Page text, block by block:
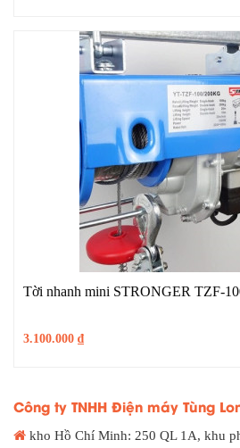
Tời nhanh mini STRONGER TZF-
3.100.000 ₫
Công ty TNHH Điện máy Tùng
kho Hồ Chí Minh: 250 QL 1A, khu